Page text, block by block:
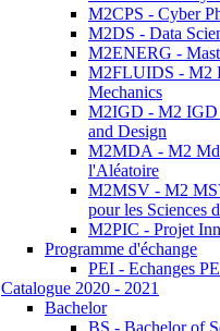
M2CPS - Cyber
M2DS - Data
M2ENERG -
M2FLUIDS - M2
Mechanics
M2IGD - M2 IGD
and Design
M2MDA - M2
l'Aléatoire
M2MSV - M2
pour les Sciences
M2PIC - Projet
Programme d'échange
PEI - Echanges
Catalogue 2020 - 2021
Bachelor
BS - Bachelor of